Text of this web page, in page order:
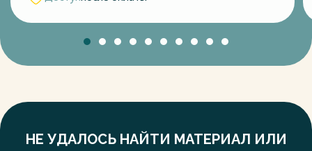
НЕ УДАЛОСЬ НАЙТИ МАТЕРИАЛ ИЛИ